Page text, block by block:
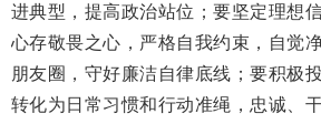
进典型，提高政治站位；要坚定理想
心存敬畏之心，严格自我约束，自觉
朋友圈，守好廉洁自律底线；要积极
转化为日常习惯和行动准绳，忠诚、